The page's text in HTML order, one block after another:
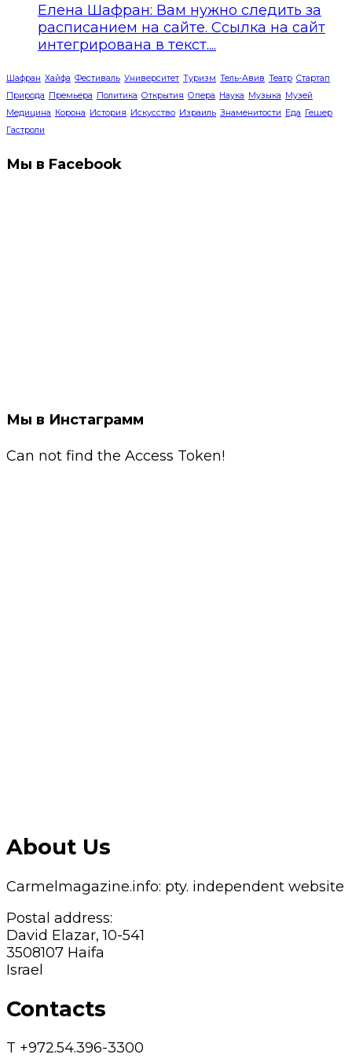
Елена Шафран: Вам нужно следить за
расписанием на сайте. Ссылка на сайт
интегрирована в текст....
Шафран Хайфа Фестиваль Университет Туризм Тель-Авив Театр Стартап
Природа Премьера Политика Открытия Опера Наука Музыка Музей
Медицина Корона История Искусство Израиль Знаменитости Еда Гешер
Гастроли
Мы в Facebook
Мы в Инстаграмм
Can not find the Access Token!
About Us
Carmelmagazine.info: pty. independent website
Postal address:
David Elazar, 10-541
3508107 Haifa
Israel
Contacts
T +972.54.396-3300